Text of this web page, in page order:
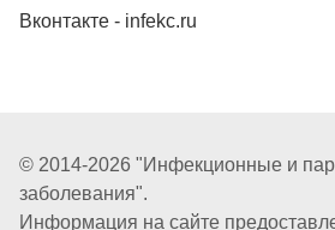
Вконтакте - infekc.ru
© 2014-2026 "Инфекционные и
заболевания".
Информация на сайте